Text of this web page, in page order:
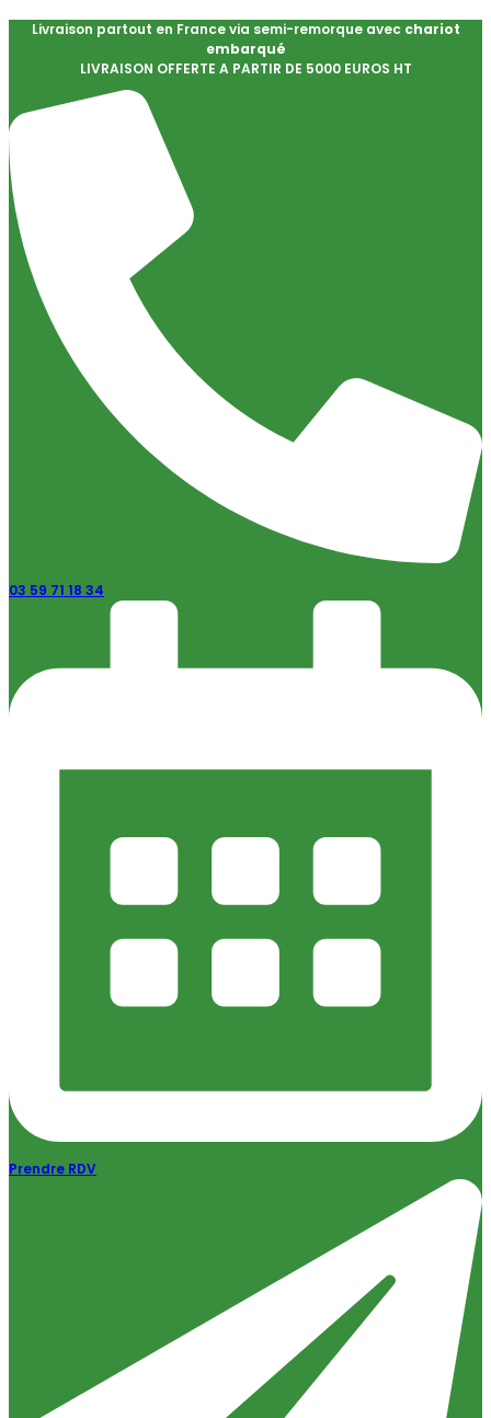
Livraison partout en France via semi-remorque avec chariot
embarqué
LIVRAISON OFFERTE A PARTIR DE 5000 EUROS HT
03 59 71 18 34
Prendre RDV